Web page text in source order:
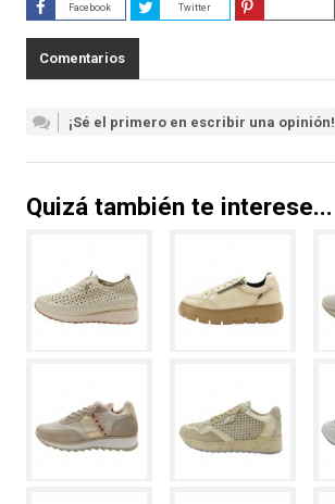
Facebook Twitter
Comentarios
¡Sé el primero en escribir una opinión!
Quizá también te interese...